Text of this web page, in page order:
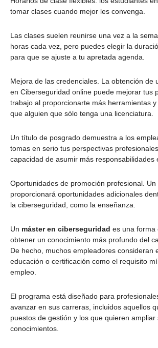
tomar clases cuando mejor les convenga.
Las clases suelen reunirse una vez a la
horas cada vez, pero puedes elegir la
para que se ajuste a tu apretada agenda.
Mejora de las credenciales. La obtención de
en Ciberseguridad online puede mejorar tus
trabajo al proporcionarte más herramientas
que alguien que sólo tenga una licenciatura.
Un título de posgrado demuestra a los
tomas en serio tus perspectivas
capacidad de asumir más responsabilidades
Oportunidades de promoción profesional.
proporcionará oportunidades adicionales
la ciberseguridad, como la enseñanza.
Un máster en ciberseguridad es una forma
obtener un conocimiento más profundo del
De hecho, muchos empleadores consideran
educación o certificación como el requisito
empleo.
El programa está diseñado para
avanzar en sus carreras, incluidos aquellos
puestos de gestión y los que quieren ampliar
conocimientos.